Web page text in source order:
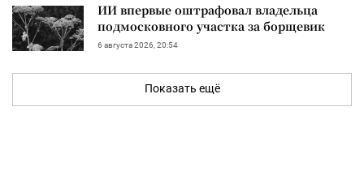
ИИ впервые оштрафовал владельца
подмосковного участка за борщевик
6 августа 2026, 20:54
Показать ещё